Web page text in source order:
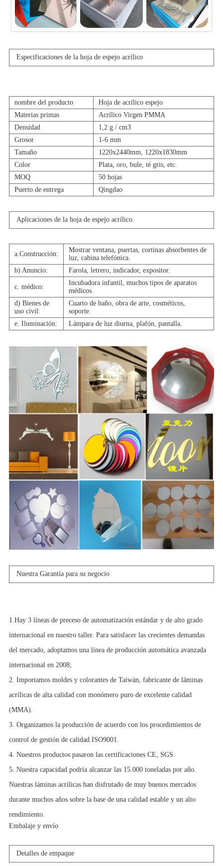
Especificaciones de la hoja de espejo acrílico
nombre del producto
Hoja de acrílico espejo
Materias primas
Acrílico Virgen PMMA
Densidad
1,2 g / cm3
Grosor
1-6 mm
Tamaño
1220x2440mm, 1220x1830mm
Color
Plata, oro, bule, té gris, etc.
MOQ
50 hojas
Puerto de entrega
Qingdao
Aplicaciones de la hoja de espejo acrílico.
a.Construcción:
Mostrar ventana, puertas, cortinas absorbentes de
luz, cabina telefónica.
b) Anuncio:
Farola, letrero, indicador, expositor.
c. médico:
Incubadora infantil, muchos tipos de aparatos
médicos.
d) Bienes de
uso civil:
Cuarto de baño, obra de arte, cosméticos,
soporte.
e. Iluminación:
Lámpara de luz diurna, plafón, pantalla.
Nuestra Garantía para su negocio
1.Hay 3 líneas de preceso de automatización estándar y de alto grado
internacional en nuestro taller. Para satisfacer las crecientes demandas
del mercado, adoptamos una línea de producción automática avanzada
internacional en 2008;
2. Importamos moldes y colorantes de Taiwán, fabricante de láminas
acrílicas de alta calidad con monómero puro de excelente calidad
(MMA).
3. Organizamos la producción de acuerdo con los procedimientos de
control de gestión de calidad ISO9001.
4. Nuestros productos pasaron las certificaciones CE, SGS.
5. Nuestra capacidad podría alcanzar las 15.000 toneladas por año.
Nuestras láminas acrílicas han disfrutado de muy buenos mercados
durante muchos años sobre la base de una calidad estable y un alto
rendimiento.
Embalaje y envío
Detalles de empaque